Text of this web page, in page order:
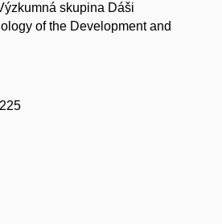
skupina Dáši
of the Development and